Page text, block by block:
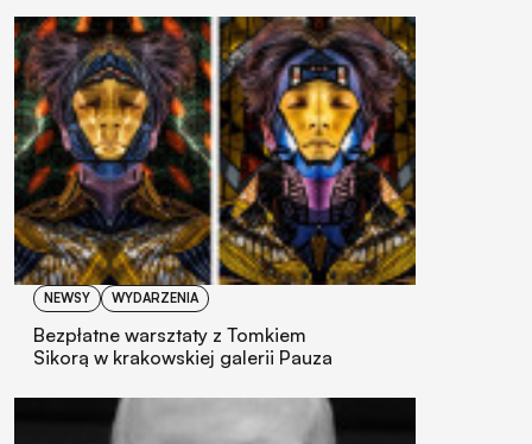
NEWSY WYDARZENIA
Bezpłatne warsztaty z Tomkiem
Sikorą w krakowskiej galerii Pauza